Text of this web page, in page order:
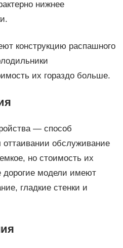
нижнее
конструкцию распашного
их гораздо больше.
— способ
обслуживание
но стоимость их
дорогие модели имеют
гладкие стенки и